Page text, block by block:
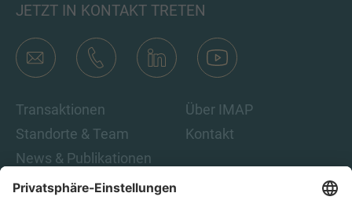
JETZT IN KONTAKT TRETEN
Transaktionen
Standorte & Team
News & Publikationen
Karriere
Über IMAP
Kontakt